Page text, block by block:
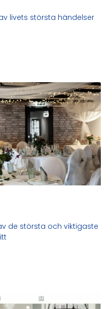
livets största händelser
de största och viktigaste